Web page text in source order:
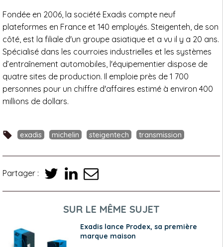
Fondée en 2006, la société Exadis compte neuf
plateformes en France et 140 employés. Steigenteh, de son
côté, est la filiale d'un groupe asiatique et a vu il y a 20 ans.
Spécialisé dans les courroies industrielles et les systèmes
d’entraînement automobiles, l'équipementier dispose de
quatre sites de production. Il emploie près de 1 700
personnes pour un chiffre d'affaires estimé à environ 400
millions de dollars.
exadis michelin steigentech transmission
Partager :
SUR LE MÊME SUJET
Exadis lance Prodex, sa première
marque maison